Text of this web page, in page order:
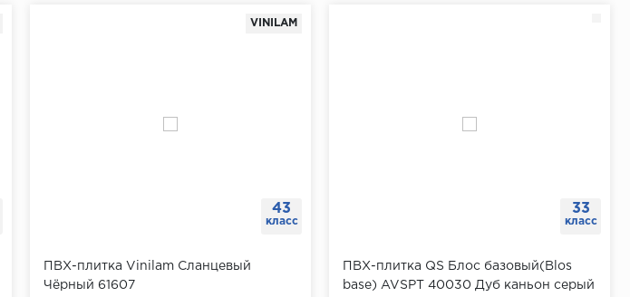
43
класс
VINILAM
ПВХ-плитка Vinilam Сланцевый
Чёрный 61607
33
класс
ПВХ-плитка QS Блос базовый(Blos
base) AVSPT 40030 Дуб каньон серый